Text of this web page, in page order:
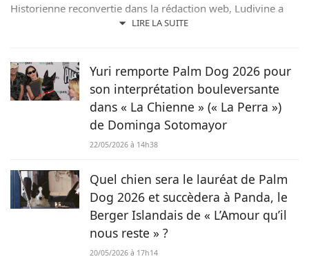
LIRE LA SUITE
Historienne reconvertie dans la rédaction web, Ludivine a
toujours adoré l’écriture et les animaux. Maîtresse de 6
Yuri remporte Palm Dog 2026 pour
son interprétation bouleversante
dans « La Chienne » (« La Perra »)
de Dominga Sotomayor
22/05/2026 à 14h38
Quel chien sera le lauréat de Palm
Dog 2026 et succèdera à Panda, le
Berger Islandais de « L’Amour qu’il
nous reste » ?
20/05/2026 à 17h14